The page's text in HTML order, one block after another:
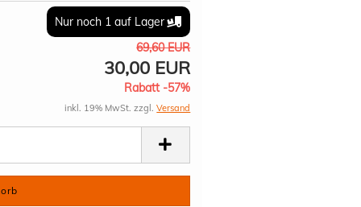
Nur noch 1 auf Lager
69,60 EUR
30,00 EUR
Rabatt -57%
inkl. 19% MwSt. zzgl.Versand